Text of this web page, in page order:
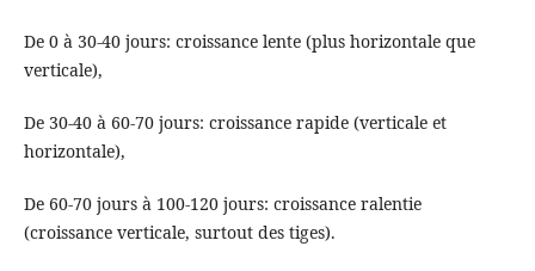
De 0 à 30-40 jours: croissance lente (plus horizontale que
verticale),
De 30-40 à 60-70 jours: croissance rapide (verticale et
horizontale),
De 60-70 jours à 100-120 jours: croissance ralentie
(croissance verticale, surtout des tiges).